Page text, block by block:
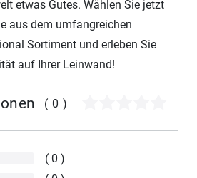
etwas Gutes. Wählen Sie jetzt
aus dem umfangreichen
Sortiment und erleben Sie
auf Ihrer Leinwand!
(0)
0